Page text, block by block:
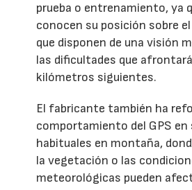
prueba o entrenamiento, ya
conocen su posición sobre
que disponen de una visión
las dificultades que
kilómetros siguientes.
El fabricante también ha
comportamiento del GPS
habituales en montaña,
la vegetación o las
meteorológicas pueden